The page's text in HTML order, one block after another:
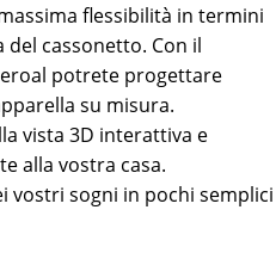
flessibilità in termini
cassonetto. Con il
potrete progettare
su misura.
vista 3D interattiva e
alla vostra casa.
vostri sogni in pochi semplici